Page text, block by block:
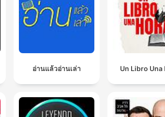
อ่านแล้วอ่านเล่า Un Libro Una